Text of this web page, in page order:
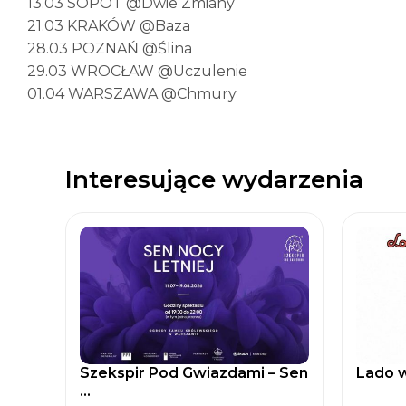
21.03 KRAKÓW @Baza
28.03 POZNAŃ @Ślina
29.03 WROCŁAW @Uczulenie
01.04 WARSZAWA @Chmury
Interesujące wydarzenia
Szekspir Pod Gwiazdami – Sen
...
Lado